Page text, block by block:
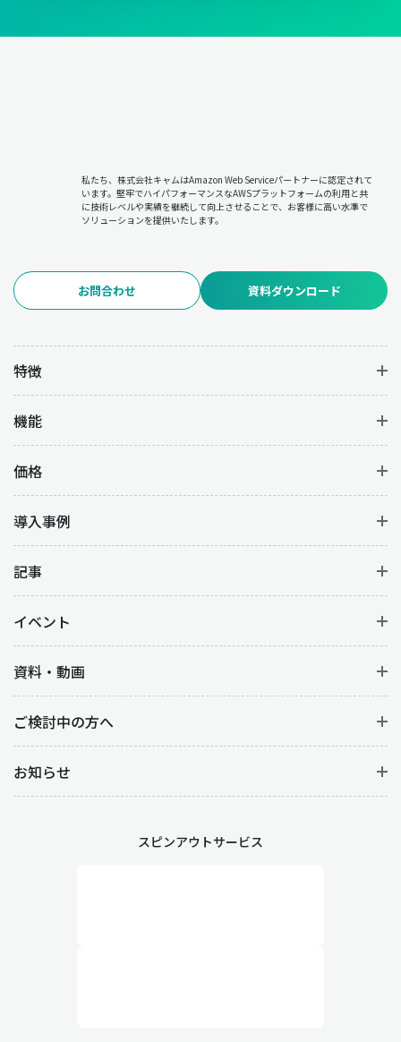
私たち、株式会社キャムはAmazon Web Serviceパートナーに認定されて
います。堅牢でハイパフォーマンスなAWSプラットフォームの利用と共
に技術レベルや実績を継続して向上させることで、お客様に高い水準で
ソリューションを提供いたします。
お問合わせ 資料ダウンロード
特徴
機能
価格
導入事例
記事
イベント
資料・動画
ご検討中の方へ
お知らせ
スピンアウトサービス